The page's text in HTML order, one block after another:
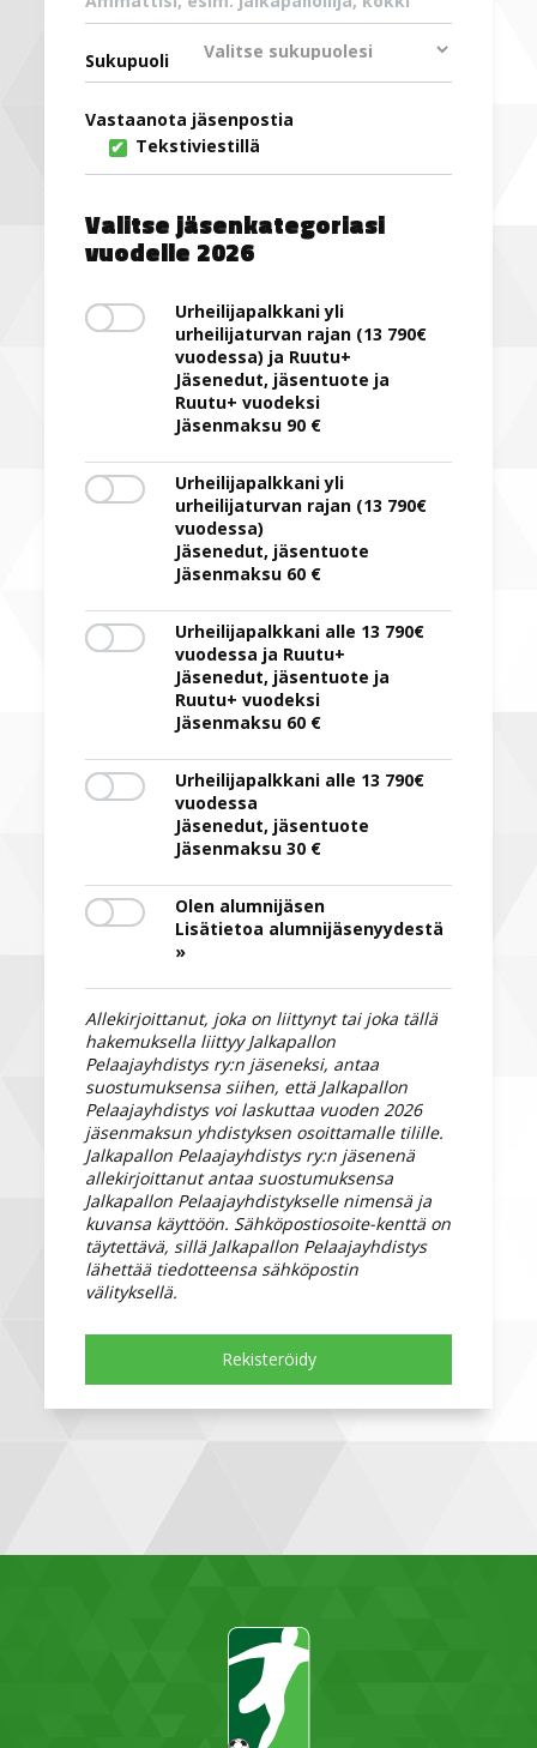
Sukupuoli
Vastaanota jäsenpostia
Tekstiviestillä
Valitse jäsenkategoriasi
vuodelle 2026
Urheilijapalkkani yli
urheilijaturvan rajan (13 790€
vuodessa) ja Ruutu+
Jäsenedut, jäsentuote ja
Ruutu+ vuodeksi
Jäsenmaksu 90 €
Urheilijapalkkani yli
urheilijaturvan rajan (13 790€
vuodessa)
Jäsenedut, jäsentuote
Jäsenmaksu 60 €
Urheilijapalkkani alle 13 790€
vuodessa ja Ruutu+
Jäsenedut, jäsentuote ja
Ruutu+ vuodeksi
Jäsenmaksu 60 €
Urheilijapalkkani alle 13 790€
vuodessa
Jäsenedut, jäsentuote
Jäsenmaksu 30 €
Olen alumnijäsen
Lisätietoa alumnijäsenyydestä
»
Allekirjoittanut, joka on liittynyt tai joka tällä
hakemuksella liittyy Jalkapallon
Pelaajayhdistys ry:n jäseneksi, antaa
suostumuksensa siihen, että Jalkapallon
Pelaajayhdistys voi laskuttaa vuoden 2026
jäsenmaksun yhdistyksen osoittamalle tilille.
Jalkapallon Pelaajayhdistys ry:n jäsenenä
allekirjoittanut antaa suostumuksensa
Jalkapallon Pelaajayhdistykselle nimensä ja
kuvansa käyttöön. Sähköpostiosoite-kenttä on
täytettävä, sillä Jalkapallon Pelaajayhdistys
lähettää tiedotteensa sähköpostin
välityksellä.
Rekisteröidy